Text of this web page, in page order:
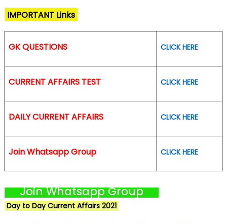
IMPORTANT Links
GK QUESTIONS CLICK HERE
CURRENT AFFAIRS TEST CLICK HERE
DAILY CURRENT AFFAIRS CLICK HERE
Join Whatsapp Group CLICK HERE
Join Whatsapp Group
Day to Day Current Affairs 2021